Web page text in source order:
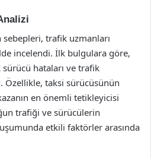
sebepleri, trafik uzmanları
incelendi. İlk bulgulara göre,
sürücü hataları ve trafik
Özellikle, taksi sürücüsünün
en önemli tetikleyicisi
trafiği ve sürücülerin
etkili faktörler arasında